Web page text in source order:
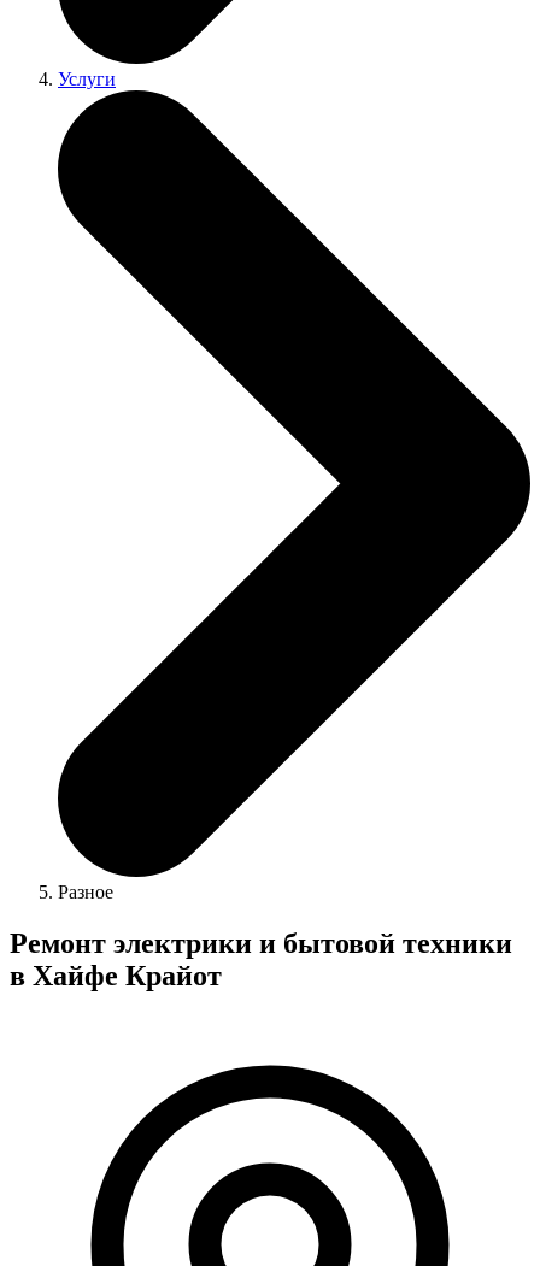
Услуги
Разное
Ремонт электрики и бытовой техники
в Хайфе Крайот